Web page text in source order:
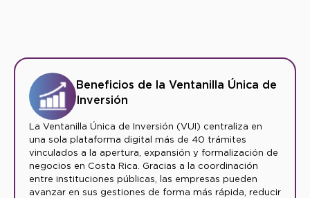
Beneficios de la Ventanilla Única de
Inversión
La Ventanilla Única de Inversión (VUI) centraliza en
una sola plataforma digital más de 40 trámites
vinculados a la apertura, expansión y formalización de
negocios en Costa Rica. Gracias a la coordinación
entre instituciones públicas, las empresas pueden
avanzar en sus gestiones de forma más rápida, reducir